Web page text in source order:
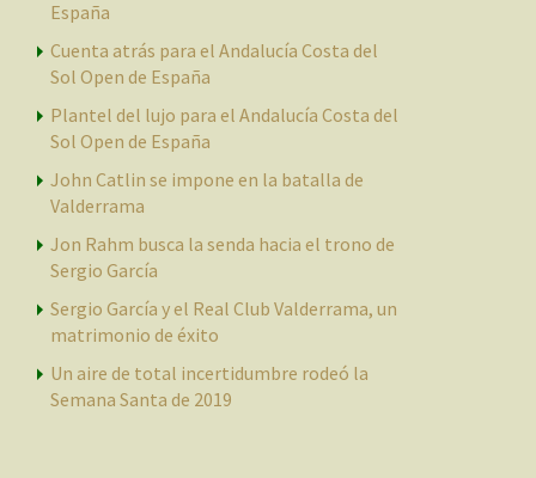
España
Cuenta atrás para el Andalucía Costa del
Sol Open de España
Plantel del lujo para el Andalucía Costa del
Sol Open de España
John Catlin se impone en la batalla de
Valderrama
Jon Rahm busca la senda hacia el trono de
Sergio García
Sergio García y el Real Club Valderrama, un
matrimonio de éxito
Un aire de total incertidumbre rodeó la
Semana Santa de 2019